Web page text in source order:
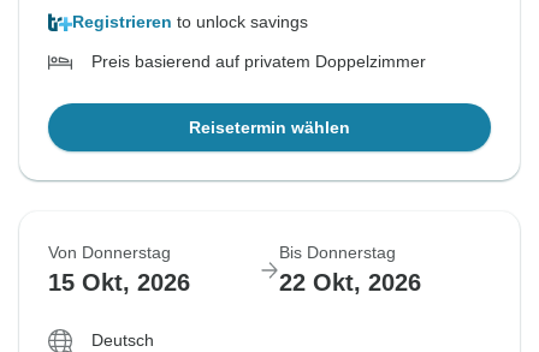
Registrieren to unlock savings
Preis basierend auf privatem Doppelzimmer
Reisetermin wählen
Von Donnerstag
15 Okt, 2026
Bis Donnerstag
22 Okt, 2026
Deutsch